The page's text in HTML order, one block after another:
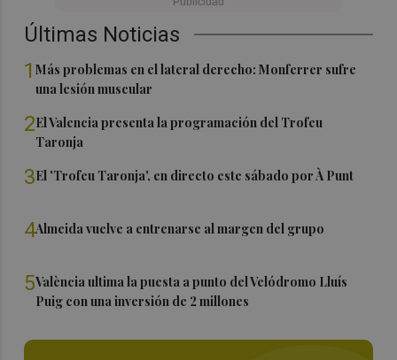
Últimas Noticias
1Más problemas en el lateral derecho: Monferrer sufre
una lesión muscular
2El Valencia presenta la programación del Trofeu
Taronja
3El 'Trofeu Taronja', en directo este sábado por À Punt
4Almeida vuelve a entrenarse al margen del grupo
5València ultima la puesta a punto del Velódromo Lluís
Puig con una inversión de 2 millones